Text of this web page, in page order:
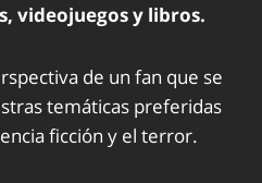
videojuegos y libros.
de un fan que se
temáticas preferidas
ficción y el terror.